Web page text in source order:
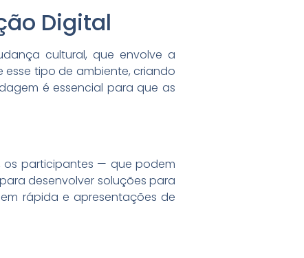
Digital
cultural, que envolve a
tipo de ambiente, criando
é essencial para que as
os participantes — que podem
desenvolver soluções para
rápida e apresentações de